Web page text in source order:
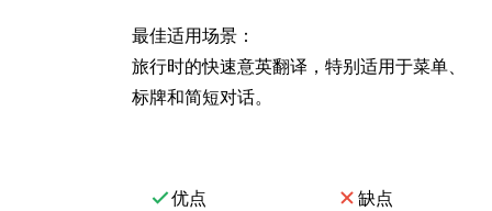
最佳适用场景：
旅行时的快速意英翻译，特别适用于菜单、
标牌和简短对话。
优点 缺点